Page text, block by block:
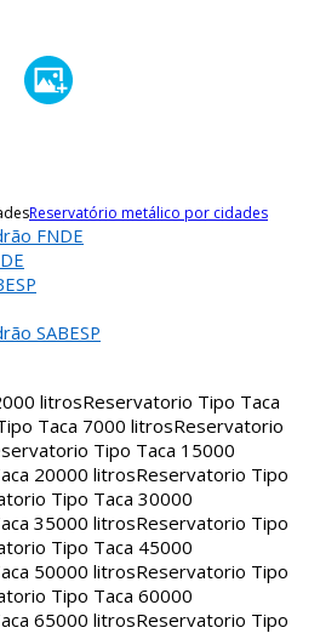
Reservatório metálico por cidades
FNDE
SABESP
litrosReservatorio Tipo Taca
Taca 7000 litrosReservatorio
Tipo Taca 15000
20000 litrosReservatorio Tipo
Tipo Taca 30000
35000 litrosReservatorio Tipo
Tipo Taca 45000
50000 litrosReservatorio Tipo
Tipo Taca 60000
65000 litrosReservatorio Tipo